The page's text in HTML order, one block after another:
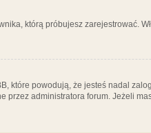
którą próbujesz zarejestrować.
które powodują, że jesteś nadal
przez administratora forum. Jeżeli